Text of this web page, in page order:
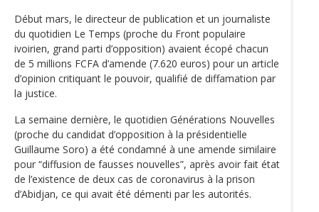
Début mars, le directeur de publication et un journaliste
du quotidien Le Temps (proche du Front populaire
ivoirien, grand parti d’opposition) avaient écopé chacun
de 5 millions FCFA d’amende (7.620 euros) pour un article
d’opinion critiquant le pouvoir, qualifié de diffamation par
la justice.
La semaine dernière, le quotidien Générations Nouvelles
(proche du candidat d’opposition à la présidentielle
Guillaume Soro) a été condamné à une amende similaire
pour “diffusion de fausses nouvelles”, après avoir fait état
de l’existence de deux cas de coronavirus à la prison
d’Abidjan, ce qui avait été démenti par les autorités.